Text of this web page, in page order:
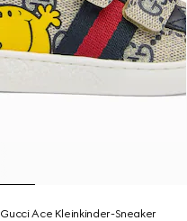
Gucci Ace Kleinkinder-Sneaker